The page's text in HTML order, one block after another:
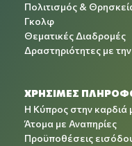
Πολιτισμός &
Γκολφ
Θεματικές Διαδρομές
Δραστηριότητες με την
ΧΡΉΣΙΜΕΣ
Η Κύπρος στην καρδιά
Άτομα με Αναπηρίες
Προϋποθέσεις